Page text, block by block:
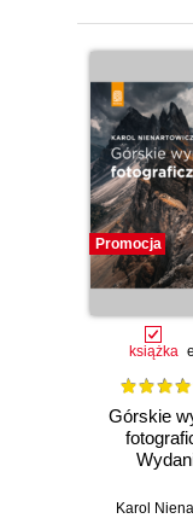
Podróż
Podróż
Podróż
Podróż
Przejścia
Inne
Rozdział II.
Promocja
książka
Górskie
Karol